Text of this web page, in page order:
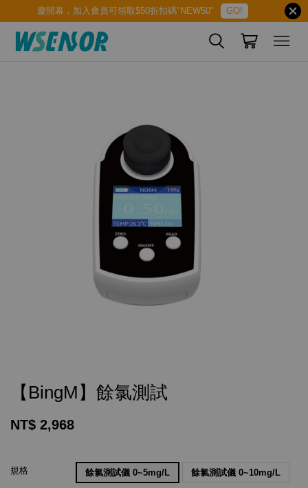
慶開幕，加入會員可領取$50折扣碼"NEW50" GO!
【BingM】餘氯測試
NT$ 2,968
規格 餘氯測試儀 0~5mg/L 餘氯測試儀 0~10mg/L